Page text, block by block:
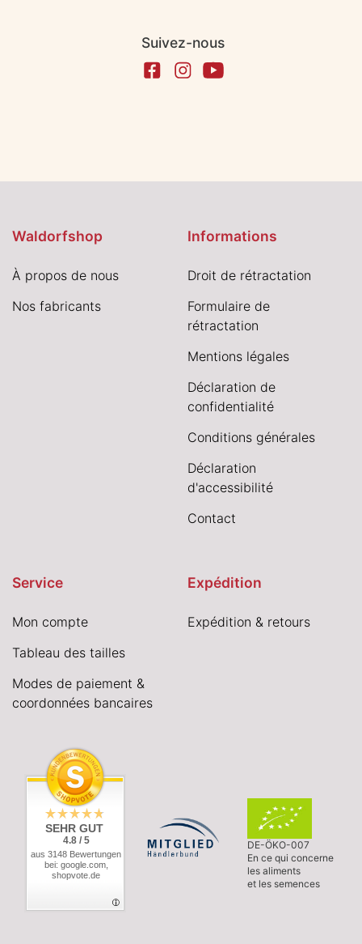
Suivez-nous
Waldorfshop
À propos de nous
Nos fabricants
Informations
Droit de rétractation
Formulaire de
rétractation
Mentions légales
Déclaration de
confidentialité
Conditions générales
Déclaration
d'accessibilité
Contact
Service
Mon compte
Tableau des tailles
Modes de paiement &
coordonnées bancaires
Expédition
Expédition & retours
SEHR GUT
4.8 / 5
aus 3148 Bewertungen
bei: google.com,
shopvote.de
DE-ÖKO-007
En ce qui concerne
les aliments
et les semences